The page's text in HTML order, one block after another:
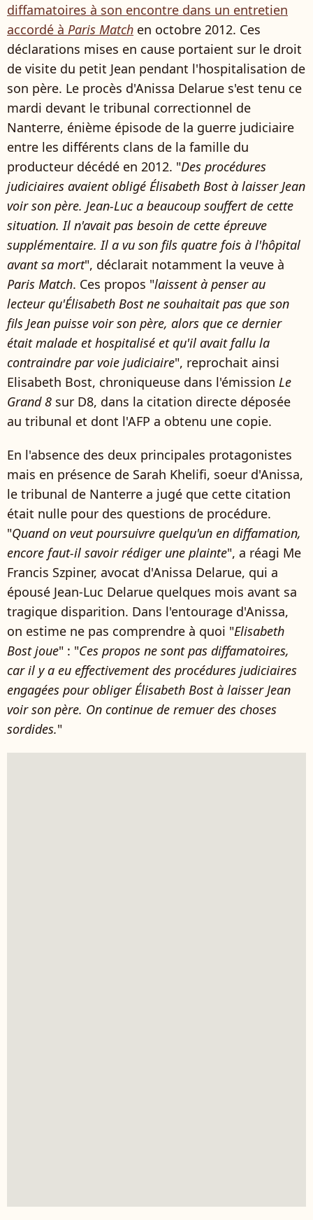
diffamatoires à son encontre dans un entretien
accordé à Paris Match en octobre 2012. Ces
déclarations mises en cause portaient sur le droit
de visite du petit Jean pendant l'hospitalisation de
son père. Le procès d'Anissa Delarue s'est tenu ce
mardi devant le tribunal correctionnel de
Nanterre, énième épisode de la guerre judiciaire
entre les différents clans de la famille du
producteur décédé en 2012. "Des procédures
judiciaires avaient obligé Élisabeth Bost à laisser Jean
voir son père. Jean-Luc a beaucoup souffert de cette
situation. Il n'avait pas besoin de cette épreuve
supplémentaire. Il a vu son fils quatre fois à l'hôpital
avant sa mort", déclarait notamment la veuve à
Paris Match. Ces propos "laissent à penser au
lecteur qu'Élisabeth Bost ne souhaitait pas que son
fils Jean puisse voir son père, alors que ce dernier
était malade et hospitalisé et qu'il avait fallu la
contraindre par voie judiciaire", reprochait ainsi
Elisabeth Bost, chroniqueuse dans l'émission Le
Grand 8 sur D8, dans la citation directe déposée
au tribunal et dont l'AFP a obtenu une copie.
En l'absence des deux principales protagonistes
mais en présence de Sarah Khelifi, soeur d'Anissa,
le tribunal de Nanterre a jugé que cette citation
était nulle pour des questions de procédure.
"Quand on veut poursuivre quelqu'un en diffamation,
encore faut-il savoir rédiger une plainte", a réagi Me
Francis Szpiner, avocat d'Anissa Delarue, qui a
épousé Jean-Luc Delarue quelques mois avant sa
tragique disparition. Dans l'entourage d'Anissa,
on estime ne pas comprendre à quoi "Elisabeth
Bost joue" : "Ces propos ne sont pas diffamatoires,
car il y a eu effectivement des procédures judiciaires
engagées pour obliger Élisabeth Bost à laisser Jean
voir son père. On continue de remuer des choses
sordides."